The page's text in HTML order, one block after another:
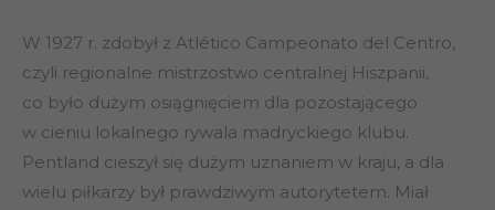
W 1927 r. zdobył z Atlético Campeonato del Centro,
czyli regionalne mistrzostwo centralnej Hiszpanii,
co było dużym osiągnięciem dla pozostającego
w cieniu lokalnego rywala madryckiego klubu.
Pentland cieszył się dużym uznaniem w kraju, a dla
wielu piłkarzy był prawdziwym autorytetem. Miał